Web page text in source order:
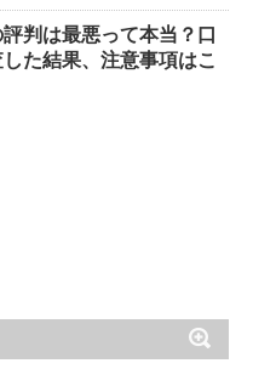
判は最悪って本当？口
た結果、注意事項はこ